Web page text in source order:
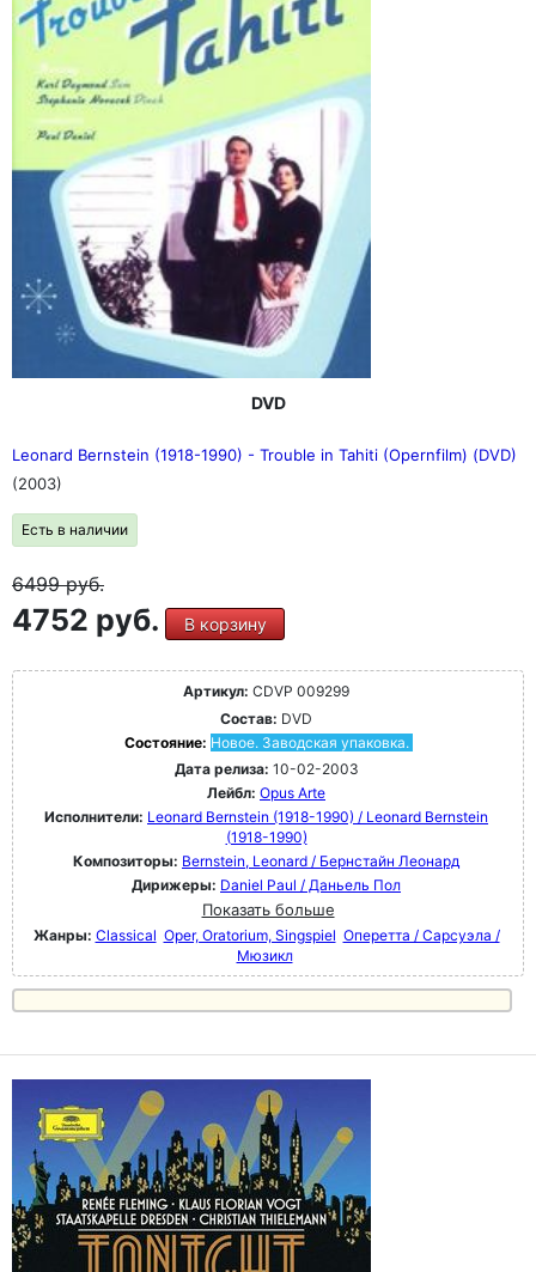
DVD
Leonard Bernstein (1918-1990) - Trouble in Tahiti (Opernfilm) (DVD)
(2003)
Есть в наличии
6499руб.
4752 руб. В корзину
Артикул: CDVP 009299
Состав: DVD
Состояние: Новое. Заводская упаковка.
Дата релиза: 10-02-2003
Лейбл: Opus Arte
Исполнители: Leonard Bernstein (1918-1990) / Leonard Bernstein
(1918-1990)
Композиторы: Bernstein, Leonard / Бернстайн Леонард
Дирижеры: Daniel Paul / Даньель Пол
Показать больше
Жанры: Classical Oper, Oratorium, Singspiel Оперетта / Сарсуэла /
Мюзикл